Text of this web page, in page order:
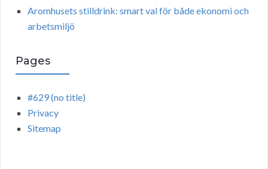
Aromhusets stilldrink: smart val för både ekonomi och
arbetsmiljö
Pages
#629 (no title)
Privacy
Sitemap